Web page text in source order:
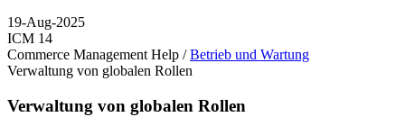
19-Aug-2025
ICM 14
Commerce Management Help /Betrieb und Wartung
Verwaltung von globalen Rollen
Verwaltung von globalen Rollen